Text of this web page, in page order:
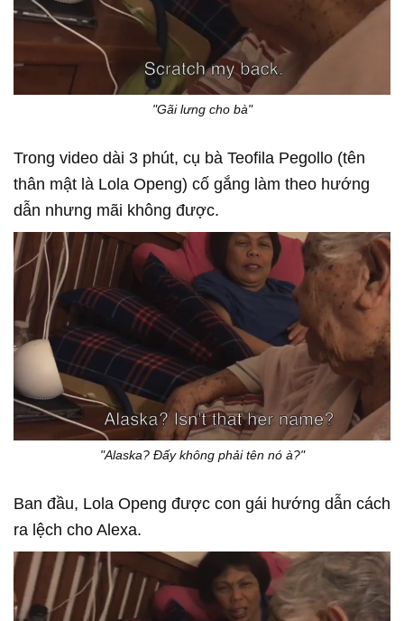
"Gãi lưng cho bà"
Trong video dài 3 phút, cụ bà Teofila Pegollo (tên
thân mật là Lola Openg) cố gắng làm theo hướng
dẫn nhưng mãi không được.
"Alaska? Đấy không phải tên nó à?"
Ban đầu, Lola Openg được con gái hướng dẫn cách
ra lệch cho Alexa.